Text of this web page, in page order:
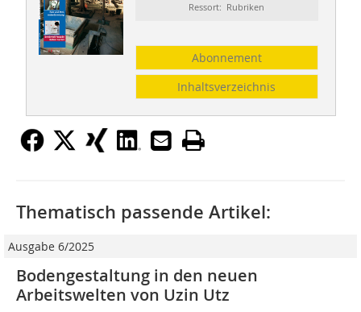
Ressort: Rubriken
Abonnement
Inhaltsverzeichnis
Thematisch passende Artikel:
Ausgabe 6/2025
Bodengestaltung in den neuen
Arbeitswelten von Uzin Utz